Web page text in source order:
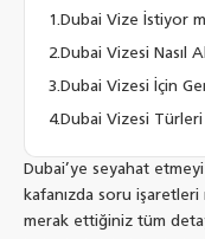
Dubai’ye seyahat
kafanızda soru işaretleri
merak ettiğiniz tüm
Dubai Vize İstiyor
Dubai Vizesi Nasıl
Dubai Vizesi İçin
Dubai Vizesi Türleri